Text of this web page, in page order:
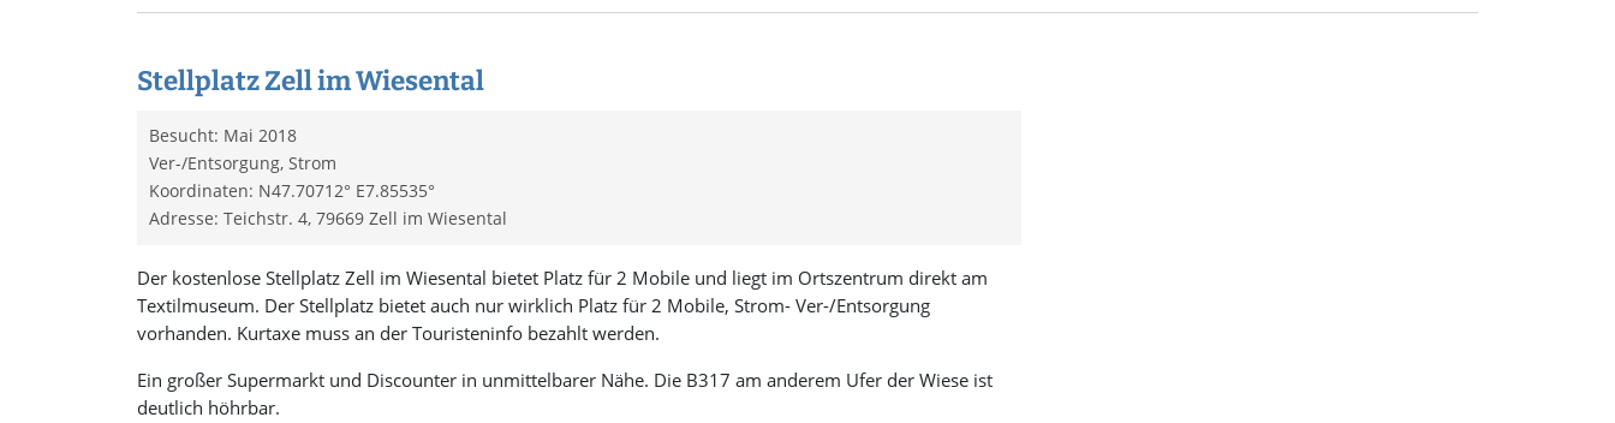
Stellplatz Zell im Wiesental
Besucht: Mai 2018
Ver-/Entsorgung, Strom
Koordinaten: N47.70712° E7.85535°
Adresse: Teichstr. 4, 79669 Zell im Wiesental
Der kostenlose Stellplatz Zell im Wiesental bietet Platz für 2 Mobile und liegt im Ortszentrum direkt am
Textilmuseum. Der Stellplatz bietet auch nur wirklich Platz für 2 Mobile, Strom- Ver-/Entsorgung
vorhanden. Kurtaxe muss an der Touristeninfo bezahlt werden.
Ein großer Supermarkt und Discounter in unmittelbarer Nähe. Die B317 am anderem Ufer der Wiese ist
deutlich höhrbar.